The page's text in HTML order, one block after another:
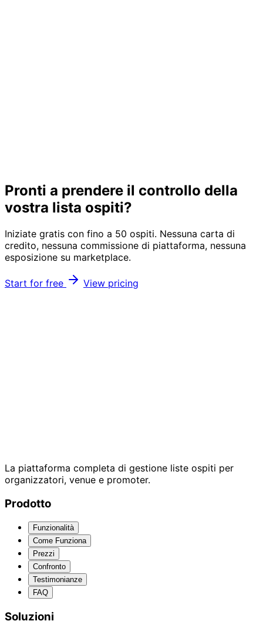
Pronti a prendere il controllo della
vostra lista ospiti?
Iniziate gratis con fino a 50 ospiti. Nessuna carta di
credito, nessuna commissione di piattaforma, nessuna
esposizione su marketplace.
Start for free View pricing
La piattaforma completa di gestione liste ospiti per
organizzatori, venue e promoter.
Prodotto
Funzionalità
Come Funziona
Prezzi
Confronto
Testimonianze
FAQ
Soluzioni